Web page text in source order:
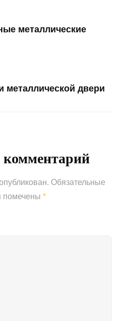
металлические
металлической двери
комментарий
Обязательные
помечены *